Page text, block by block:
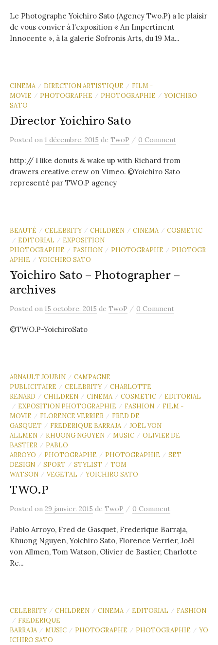
Le Photographe Yoichiro Sato (Agency Two.P) a le plaisir
de vous convier à l’exposition « An Impertinent
Innocente », à la galerie Sofronis Arts, du 19 Ma...
CINEMA / DIRECTION ARTISTIQUE / FILM -
MOVIE
/ PHOTOGRAPHE / PHOTOGRAPHIE / YOICHIRO
SATO
Director Yoichiro Sato
Posted on 1 décembre. 2015 de TwoP / 0 Comment
http:// I like donuts & wake up with Richard from
drawers creative crew on Vimeo. ©Yoichiro Sato
representé par TWO.P agency
BEAUTÉ / CELEBRITY / CHILDREN / CINEMA / COSMETIC
/ EDITORIAL / EXPOSITION
PHOTOGRAPHIE
/ FASHION / PHOTOGRAPHE / PHOTOGR
APHIE
/ YOICHIRO SATO
Yoichiro Sato – Photographer –
archives
Posted on 15 octobre. 2015 de TwoP / 0 Comment
©TWO.P-YoichiroSato
ARNAULT JOUBIN / CAMPAGNE
PUBLICITAIRE
/ CELEBRITY / CHARLOTTE
RENARD
/ CHILDREN / CINEMA / COSMETIC / EDITORIAL
/ EXPOSITION PHOTOGRAPHIE / FASHION / FILM -
MOVIE
/ FLORENCE VERRIER / FRED DE
GASQUET
/ FREDERIQUE BARRAJA / JOËL VON
ALLMEN / KHUONG NGUYEN / MUSIC / OLIVIER DE
BASTIER
/ PABLO
ARROYO
/ PHOTOGRAPHE / PHOTOGRAPHIE / SET
DESIGN / SPORT / STYLIST / TOM
WATSON / VEGETAL / YOICHIRO SATO
TWO.P
Posted on 29 janvier. 2015 de TwoP / 0 Comment
Pablo Arroyo, Fred de Gasquet, Frederique Barraja,
Khuong Nguyen, Yoichiro Sato, Florence Verrier, Joël
von Allmen, Tom Watson, Olivier de Bastier, Charlotte
Re...
CELEBRITY / CHILDREN / CINEMA / EDITORIAL / FASHION
/ FREDERIQUE
BARRAJA
/ MUSIC / PHOTOGRAPHE / PHOTOGRAPHIE / YO
ICHIRO SATO